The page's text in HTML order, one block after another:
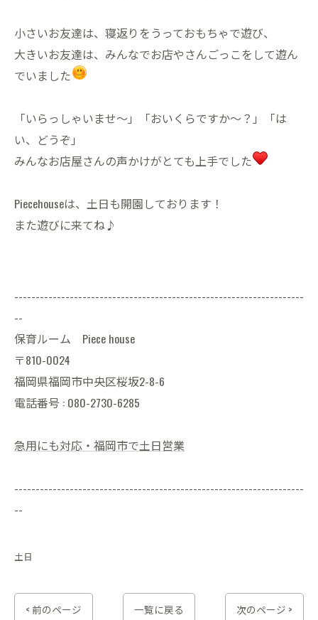
小さいお友達は、寝返りをうっておもちゃで遊び、
大きいお友達は、みんなでお店やさんごっこをして遊ん
でいました
「いらっしゃいませ〜」「おいくらですか〜？」「は
い、どうぞ」
みんなお店屋さんの声かけがとても上手でした
Piecehouseは、土日も開園しております！
また遊びに来てね♪
--------------------------------------------------------------------
--
保育ルーム Piece house
〒810-0024
福岡県福岡市中央区桜坂2-8-6
電話番号 : 080-2730-6285
急用にも対応・福岡市で土日営業
--------------------------------------------------------------------
--
土日
< 前のページ 一覧に戻る 次のページ >